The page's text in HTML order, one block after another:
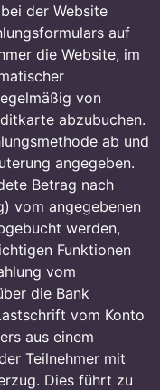
der Website
auf
die Website, im
von
abzubuchen.
ab und
angegeben.
Betrag nach
vom angegebenen
werden,
Funktionen
vom
die Bank
vom Konto
aus einem
Teilnehmer mit
Dies führt zu